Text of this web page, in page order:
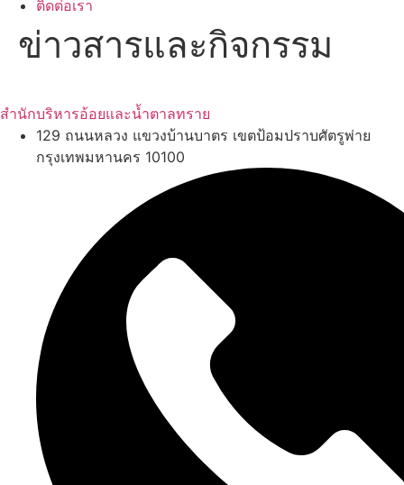
ติดต่อเรา
ข่าวสารและกิจกรรม
สำนักบริหารอ้อยและน้ำตาลทราย
129 ถนนหลวง แขวงบ้านบาตร เขตป้อมปราบศัตรูพ่าย
กรุงเทพมหานคร 10100